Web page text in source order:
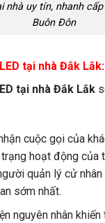
nhà uy tín, nhanh
Buôn Đôn
tại nhà Đắk Lắk:
tại nhà Đắk Lắk
cuộc gọi của
hoạt động của
quản lý cử
sớm nhất.
nguyên nhân